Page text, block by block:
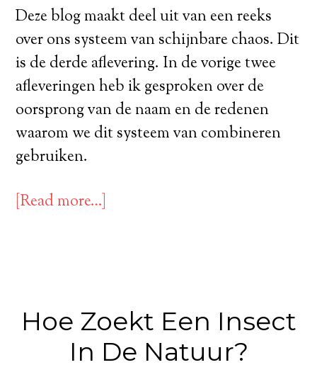
Deze blog maakt deel uit van een reeks
over ons systeem van schijnbare chaos. Dit
is de derde aflevering. In de vorige twee
afleveringen heb ik gesproken over de
oorsprong van de naam en de redenen
waarom we dit systeem van combineren
gebruiken.
[Read more…]
Hoe Zoekt Een Insect
In De Natuur?